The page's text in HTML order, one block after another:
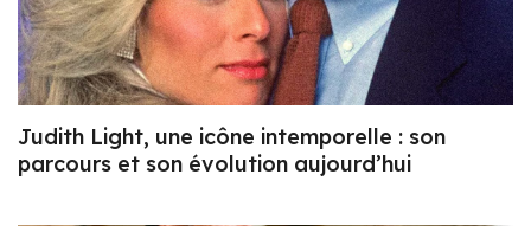
Judith Light, une icône intemporelle : son
parcours et son évolution aujourd’hui